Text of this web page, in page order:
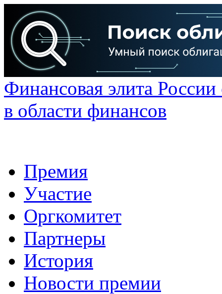
Финансовая элита
в области финансов
Премия
Участие
Оргкомитет
Партнеры
История
Новости премии